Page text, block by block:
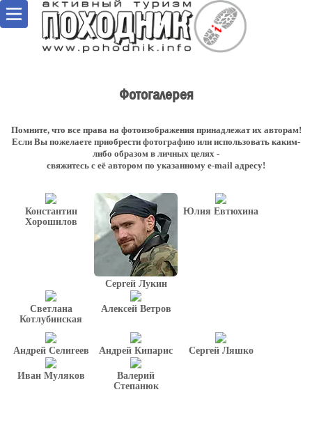
Фотогалерея
Помните, что все права на фотоизображения принадлежат их авторам!
Если Вы пожелаете приобрести фотографию или использовать каким-
либо образом в личных целях -
свяжитесь с её автором по указанному e-mail адресу!
Константин
Хорошилов
Сергей Лукин
Юлия Евтюхина
Светлана
Котлубинская
Алексей Ветров
Андрей Селигеев Андрей Кипарис Сергей Ляшко
Иван Муляков
Валерий
Степанюк